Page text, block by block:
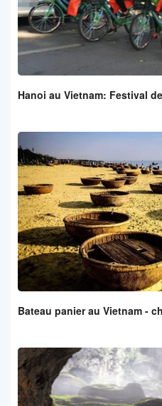
Hanoi au Vietnam: Festival
Bateau panier au Vietnam -